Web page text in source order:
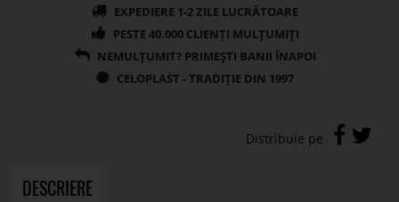
DESCRIERE